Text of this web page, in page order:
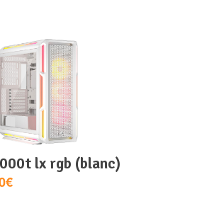
lx rgb (blanc)